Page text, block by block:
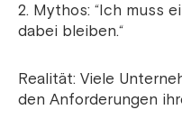
2. Mythos: “Ich muss
dabei bleiben.“
Realität: Viele
den Anforderungen